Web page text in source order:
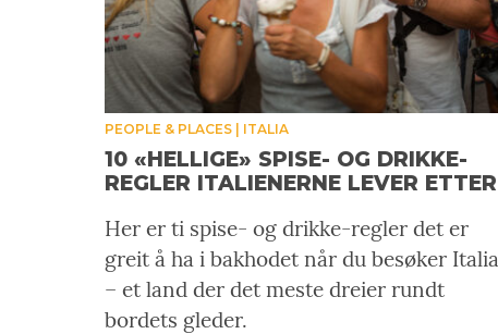
PEOPLE & PLACES ITALIA
10 «HELLIGE» SPISE- OG DRIKKE-
REGLER ITALIENERNE LEVER ETTER
Her er ti spise- og drikke-regler det er
greit å ha i bakhodet når du besøker Italia
– et land der det meste dreier rundt
bordets gleder.